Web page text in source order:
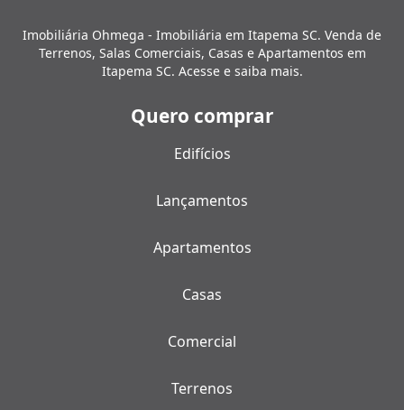
Imobiliária Ohmega - Imobiliária em Itapema SC. Venda de
Terrenos, Salas Comerciais, Casas e Apartamentos em
Itapema SC. Acesse e saiba mais.
Quero comprar
Edifícios
Lançamentos
Apartamentos
Casas
Comercial
Terrenos